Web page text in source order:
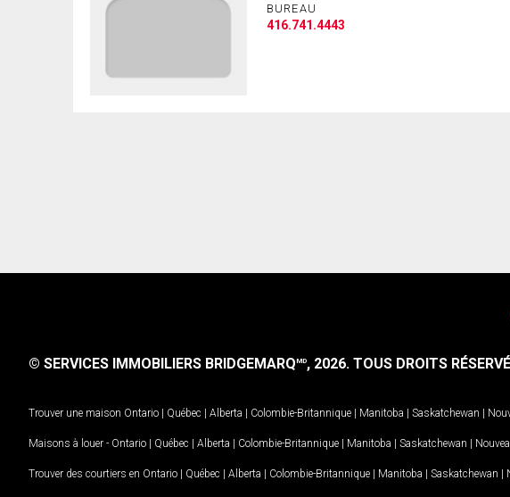
BUREAU
416.741.4443
© SERVICES IMMOBILIERS BRIDGEMARQMD, 2026. TOUS DROITS
Trouver une maison Ontario Québec Alberta Colombie-Britannique Manitoba Saskatchewan
Maisons à louer - Ontario Québec Alberta Colombie-Britannique Manitoba Saskatchewan
Trouver des courtiers en Ontario Québec Alberta Colombie-Britannique Manitoba Saskatchewan